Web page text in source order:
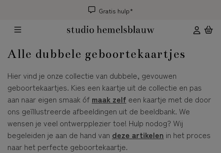
Gratis hulp*
Alle dubbele geboortekaartjes
Hier vind je onze collectie van dubbele, gevouwen
geboortekaartjes. Kies een kaartje uit de collectie en pas
aan naar eigen smaak óf maak zelf een kaartje met de door
ons geïllustreerde afbeeldingen uit de beeldbank. We
wensen je veel ontwerpplezier toe! Hulp nodog? Wij
begeleiden je aan de hand van deze artikelen in het proces
naar het perfecte geboortekaartje.